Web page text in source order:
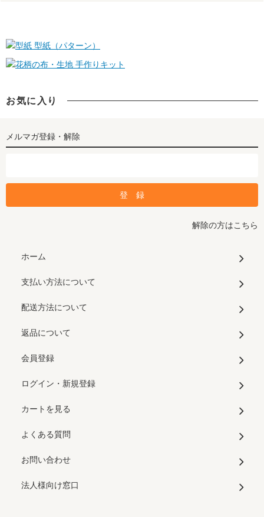
型紙（パターン）
手作りキット
お気に入り
メルマガ登録・解除
解除の方はこちら
ホーム
支払い方法について
配送方法について
返品について
会員登録
ログイン・新規登録
カートを見る
よくある質問
お問い合わせ
法人様向け窓口